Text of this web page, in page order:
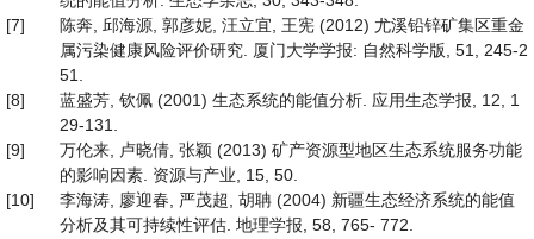
[7]
陈奔, 邱海源, 郭彦妮, 汪立宜, 王宪 (2012) 尤溪铅锌矿集区重金
属污染健康风险评价研究. 厦门大学学报: 自然科学版, 51, 245-2
51.
[8]
蓝盛芳, 钦佩 (2001) 生态系统的能值分析. 应用生态学报, 12, 1
29-131.
[9]
万伦来, 卢晓倩, 张颖 (2013) 矿产资源型地区生态系统服务功能
的影响因素. 资源与产业, 15, 50.
[10]
李海涛, 廖迎春, 严茂超, 胡聃 (2004) 新疆生态经济系统的能值
分析及其可持续性评估. 地理学报, 58, 765- 772.